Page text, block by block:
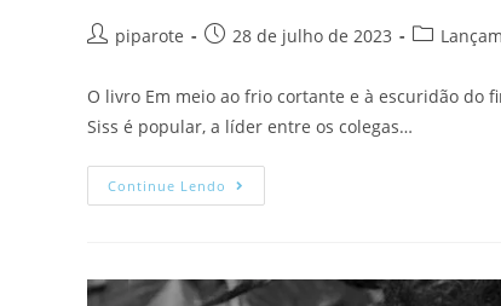
piparote 28 de julho de 2023
O livro Em meio ao frio cortante e à escuridão
Siss é popular, a líder entre os colegas…
Continue Lendo